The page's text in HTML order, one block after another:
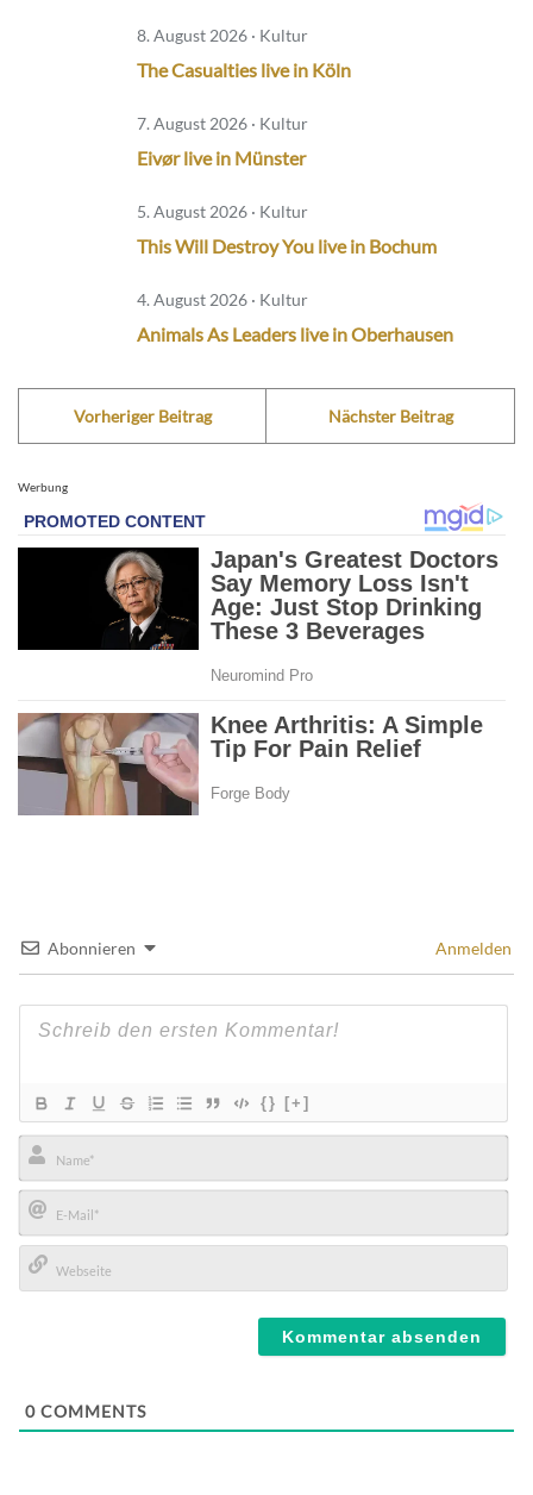
8. August 2026 · Kultur
The Casualties live in Köln
7. August 2026 · Kultur
Eivør live in Münster
5. August 2026 · Kultur
This Will Destroy You live in Bochum
4. August 2026 · Kultur
Animals As Leaders live in Oberhausen
Vorheriger Beitrag Nächster Beitrag
Werbung
Abonnieren Anmelden
{} [+]
Name*
E-
Mail*
0 COMMENTS